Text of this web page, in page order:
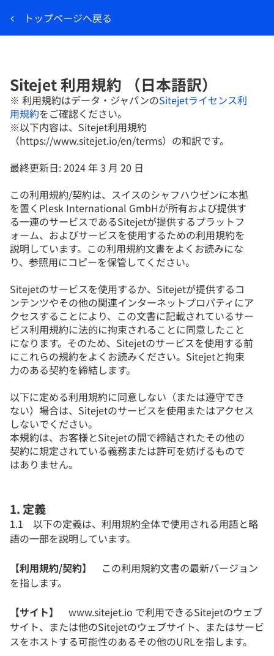
トップページへ戻る
Sitejet 利用規約 （日本語訳）
※ 利用規約はデータ・ジャパンのSitejetライセンス利
用規約をご確認ください。
※以下内容は、Sitejet利用規約
（https://www.sitejet.io/en/terms）の和訳です。
最終更新日: 2024 年 3 月 20 日
この利用規約/契約は、スイスのシャフハウゼンに本拠
を置くPlesk International GmbHが所有および提供す
る一連のサービスであるSitejetが提供するプラットフ
ォーム、およびサービスを使用するための利用規約を
説明しています。この利用規約文書をよくお読みにな
り、参照用にコピーを保管してください。
Sitejetのサービスを使用するか、Sitejetが提供するコ
ンテンツやその他の関連インターネットプロパティにア
クセスすることにより、この文書に記載されているサー
ビス利用規約に法的に拘束されることに同意したこと
になります。そのため、Sitejetのサービスを使用する前
にこれらの規約をよくお読みください。Sitejetと拘束
力のある契約を締結します。
以下に定める利用規約に同意しない（または遵守でき
ない）場合は、Sitejetのサービスを使用またはアクセス
しないでください。
本規約は、お客様とSitejetの間で締結されたその他の
契約に規定されている義務または許可を妨げるもので
はありません。
1. 定義
1.1 以下の定義は、利用規約全体で使用される用語と略
語の一部を説明しています。
【利用規約/契約】
この利用規約文書の最新バージョン
を指します。
【サイト】
www.sitejet.io で利用できるSitejetのウェブ
サイト、または他のSitejetのウェブサイト、またはサービ
スをホストする可能性のあるその他のURLを指します。